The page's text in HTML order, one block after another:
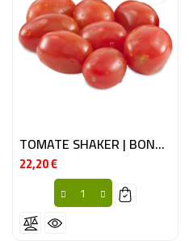
TOMATE SHAKER | BONBON 12X250GR ESP
22,20 €Prix